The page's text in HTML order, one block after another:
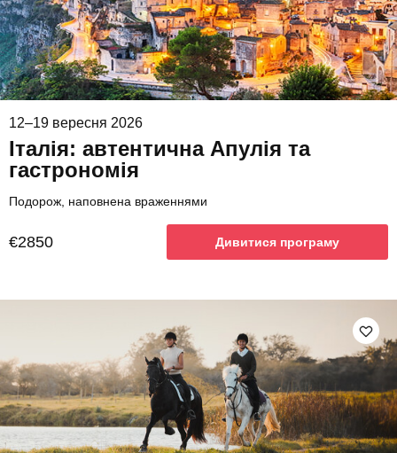
12–19 вересня 2026
Італія: автентична Апулія та
гастрономія
Подорож, наповнена враженнями
€2850 Дивитися програму